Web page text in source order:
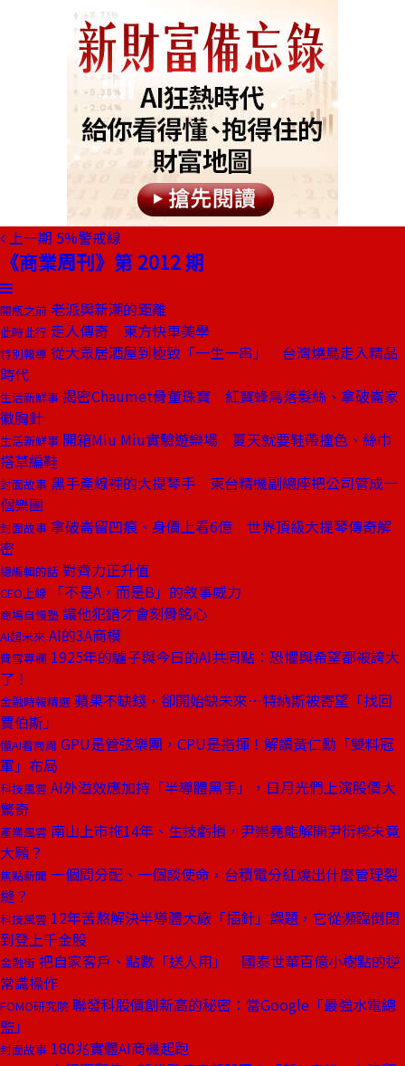
上一期 5%警戒線
《商業周刊》第 2012 期
開瓶之前 老派與新潮的距離
此時此行 走入傳奇 東方快車美學
特別報導 從大眾居酒屋到極致「一生一串」 台灣燒鳥走入精品
時代
生活新鮮事 揭密Chaumet骨董珠寶 紅寶蜂鳥落髮絲、拿破崙家
徽胸針
生活新鮮事 開箱Miu Miu實驗遊樂場 夏天就要鞋帶撞色、絲巾
搭草編鞋
封面故事 黑手產線裡的大提琴手 東台精機副總座把公司管成一
個樂團
封面故事 拿破崙留凹痕、身價上看6億 世界頂級大提琴傳奇解
密
總編輯的話 對齊力正升值
CEO上線 「不是A，而是B」的敘事威力
商場自慢塾 讓他犯錯才會刻骨銘心
AI超未來 AI的3A商模
費雪專欄 1925年的驢子與今日的AI共同點：恐懼與希望都被誇大
了！
金融時報精選 蘋果不缺錢，卻開始缺未來⋯特納斯被寄望「找回
賈伯斯」
懂AI看商周 GPU是管弦樂團，CPU是指揮！解讀黃仁勳「雙料冠
軍」布局
科技風雲 AI外溢效應加持「半導體黑手」，日月光們上演股價大
驚奇
產業風雲 南山上市拖14年、生技虧損，尹崇堯能解開尹衍樑未竟
大願？
焦點新聞 一個問分配、一個談使命，台積電分紅燒出什麼管理裂
縫？
科技風雲 12年苦熬解決半導體大廠「插針」課題，它從瀕臨倒閉
到登上千金股
金融街 把自家客戶、點數「送人用」 國泰世華百億小樹點的逆
常識操作
FOMO研究院 聯發科股價創新高的秘密：當Google「最強水電總
監」
封面故事 180兆實體AI商機起跑